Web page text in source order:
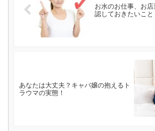
お水のお仕事、お
認しておきたいこと
あなたは大丈夫？キャバ嬢の抱えるト
ラウマの実態！